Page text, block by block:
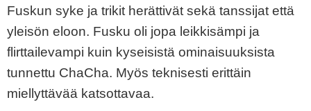
Fuskun syke ja trikit herättivät sekä tanssijat että
yleisön eloon. Fusku oli jopa leikkisämpi ja
flirttailevampi kuin kyseisistä ominaisuuksista
tunnettu ChaCha. Myös teknisesti erittäin
miellyttävää katsottavaa.